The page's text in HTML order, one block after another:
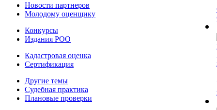
Новости партнеров
Молодому оценщику
Конкурсы
Издания РОО
Кадастровая оценка
Сертификация
Другие темы
Судебная практика
Плановые проверки